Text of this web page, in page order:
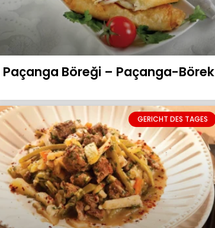
Paçanga Böreği – Paçanga-Börek
GERICHT DES TAGES